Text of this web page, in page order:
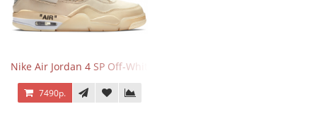
Nike Air Jordan 4 SP Off-White Sail
7490р.